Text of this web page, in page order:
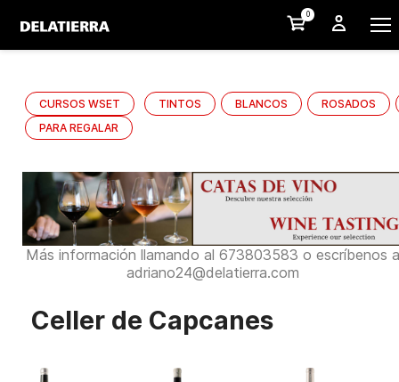
0
CURSOS WSET TINTOS BLANCOS
ROSADOS
PARA REGALAR
Más información llamando al 673803583 o escríbenos a
adriano24@delatierra.com
Celler de Capcanes